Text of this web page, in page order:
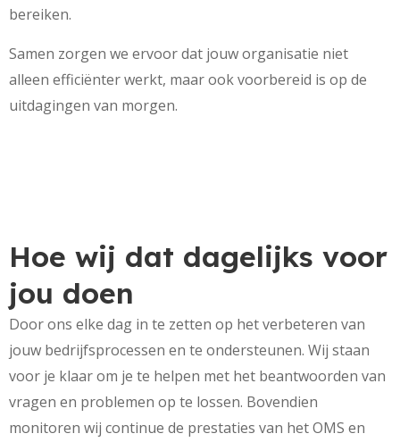
bereiken.
Samen zorgen we ervoor dat jouw organisatie niet
alleen efficiënter werkt, maar ook voorbereid is op de
uitdagingen van morgen.
Hoe wij dat dagelijks voor
jou doen
Door ons elke dag in te zetten op het verbeteren van
jouw bedrijfsprocessen en te ondersteunen. Wij staan
voor je klaar om je te helpen met het beantwoorden van
vragen en problemen op te lossen. Bovendien
monitoren wij continue de prestaties van het OMS en